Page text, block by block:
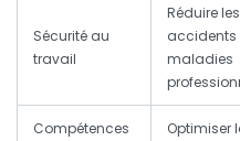
Sécurité au
travail
Réduire les
accidents
maladies
Compétences
Optimiser